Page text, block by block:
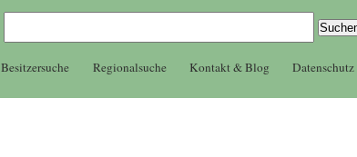
Besitzersuche Regionalsuche Kontakt & Blog Datenschutz